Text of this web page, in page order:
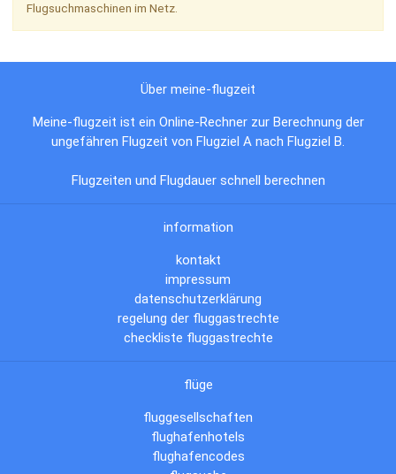
Flugsuchmaschinen im Netz.
Über meine-flugzeit
Meine-flugzeit ist ein Online-Rechner zur Berechnung der
ungefähren Flugzeit von Flugziel A nach Flugziel B.
Flugzeiten und Flugdauer schnell berechnen
information
kontakt
impressum
datenschutzerklärung
regelung der fluggastrechte
checkliste fluggastrechte
flüge
fluggesellschaften
flughafenhotels
flughafencodes